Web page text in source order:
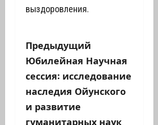
выздоровления.
Н
а
в
и
Предыдущий
Юбилейная Научная
сессия: исследование
наследия Ойунского
и развитие
гуманитарных наук